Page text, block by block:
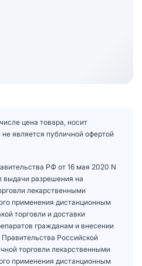
цена товара, носит
является публичной офертой
РФ от 16 мая 2020 N
разрешения на
лекарственными
применения дистанционным
торговли и доставки
гражданам и внесении
Российской
торговли лекарственными
применения дистанционным